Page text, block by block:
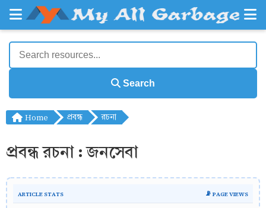
Search
Home প্রবন্ধ রচনা
প্রবন্ধ রচনা : জনসেবা
ARTICLE STATS 📡 PAGE VIEWS